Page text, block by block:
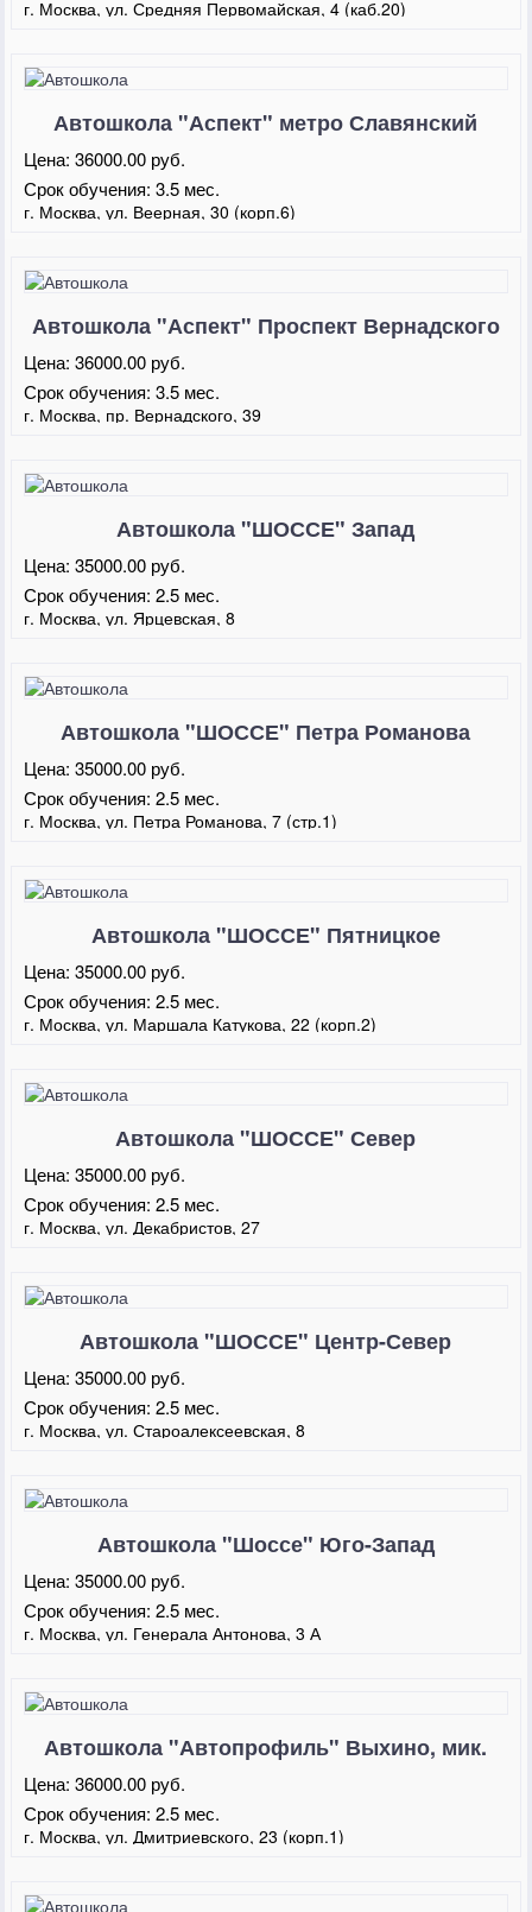
г. Москва, ул. Средняя Первомайская, 4 (каб.20)
Автошкола "Аспект" метро Славянский
Цена:36000.00 руб.
Срок обучения:3.5 мес.
г. Москва, ул. Веерная, 30 (корп.6)
Автошкола "Аспект" Проспект Вернадского
Цена:36000.00 руб.
Срок обучения:3.5 мес.
г. Москва, пр. Вернадского, 39
Автошкола "ШОССЕ" Запад
Цена:35000.00 руб.
Срок обучения:2.5 мес.
г. Москва, ул. Ярцевская, 8
Автошкола "ШОССЕ" Петра Романова
Цена:35000.00 руб.
Срок обучения:2.5 мес.
г. Москва, ул. Петра Романова, 7 (стр.1)
Автошкола "ШОССЕ" Пятницкое
Цена:35000.00 руб.
Срок обучения:2.5 мес.
г. Москва, ул. Маршала Катукова, 22 (корп.2)
Автошкола "ШОССЕ" Север
Цена:35000.00 руб.
Срок обучения:2.5 мес.
г. Москва, ул. Декабристов, 27
Автошкола "ШОССЕ" Центр-Север
Цена:35000.00 руб.
Срок обучения:2.5 мес.
г. Москва, ул. Староалексеевская, 8
Автошкола "Шоссе" Юго-Запад
Цена:35000.00 руб.
Срок обучения:2.5 мес.
г. Москва, ул. Генерала Антонова, 3 А
Автошкола "Автопрофиль" Выхино, мик.
Цена:36000.00 руб.
Срок обучения:2.5 мес.
г. Москва, ул. Дмитриевского, 23 (корп.1)